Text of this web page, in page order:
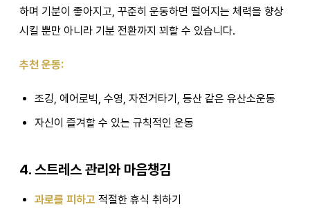
하며 기분이 좋아지고, 꾸준히 운동하면 떨어지는 체력을 향상
시킬 뿐만 아니라 기분 전환까지 꾀할 수 있습니다.
추천 운동:
조깅, 에어로빅, 수영, 자전거타기, 등산 같은 유산소운동
자신이 즐겨할 수 있는 규칙적인 운동
4. 스트레스 관리와 마음챙김
과로를 피하고 적절한 휴식 취하기